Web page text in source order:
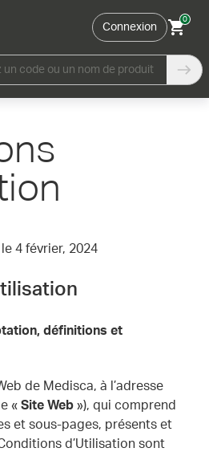
Connexion
0
un code ou un nom de produit
4 février, 2024
définitions et
de Medisca, à l’adresse
« Site Web »), qui comprend
et sous-pages, présents et
d’Utilisation sont